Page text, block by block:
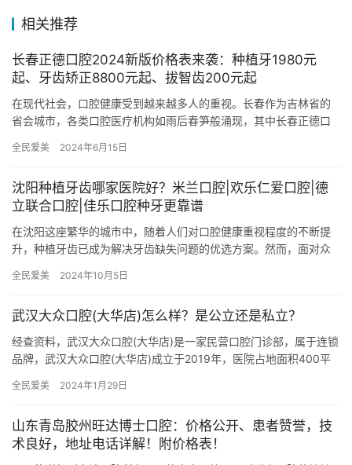
相关推荐
长春正德口腔2024新版价格表来袭：种植牙1980元
起、牙齿矫正8800元起、拔智齿200元起
在现代社会，口腔健康受到越来越多人的重视。长春作为吉林省的
省会城市，各类口腔医疗机构如雨后春笋般涌现，其中长春正德口
择的口…
全民爱美 2024年6月15日
沈阳种植牙齿哪家医院好？米兰口腔|欢乐仁爱口腔|德
立联合口腔|佳乐口腔种牙更靠谱
在沈阳这座繁华的城市中，随着人们对口腔健康重视程度的不断提
升，种植牙齿已成为解决牙齿缺失问题的优选方案。然而，面对众
多患者…
全民爱美 2024年10月5日
武汉大众口腔(大华店)怎么样？是公立还是私立？
经查资料，武汉大众口腔(大华店)是一家民营口腔门诊部，属于连锁
品牌，武汉大众口腔(大华店)成立于2019年，医院占地面积400平
全民爱美 2024年1月29日
山东青岛胶州旺达博士口腔：价格公开、患者赞誉，技
术良好，地址电话详解！附价格表！